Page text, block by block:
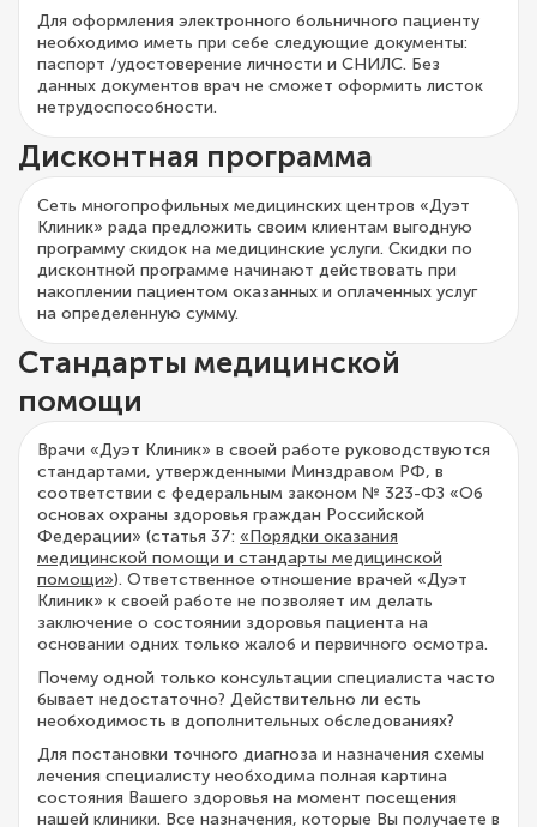
Для оформления электронного больничного пациенту
необходимо иметь при себе следующие документы:
паспорт /удостоверение личности и СНИЛС. Без
данных документов врач не сможет оформить листок
нетрудоспособности.
Дисконтная программа
Сеть многопрофильных медицинских центров «Дуэт
Клиник» рада предложить своим клиентам выгодную
программу скидок на медицинские услуги. Скидки по
дисконтной программе начинают действовать при
накоплении пациентом оказанных и оплаченных услуг
на определенную сумму.
Стандарты медицинской
помощи
Врачи «Дуэт Клиник» в своей работе руководствуются
стандартами, утвержденными Минздравом РФ, в
соответствии с федеральным законом № 323-ФЗ «Об
основах охраны здоровья граждан Российской
Федерации» (статья 37: «Порядки оказания
медицинской помощи и стандарты медицинской
помощи»). Ответственное отношение врачей «Дуэт
Клиник» к своей работе не позволяет им делать
заключение о состоянии здоровья пациента на
основании одних только жалоб и первичного осмотра.
Почему одной только консультации специалиста часто
бывает недостаточно? Действительно ли есть
необходимость в дополнительных обследованиях?
Для постановки точного диагноза и назначения схемы
лечения специалисту необходима полная картина
состояния Вашего здоровья на момент посещения
нашей клиники. Все назначения, которые Вы получаете в